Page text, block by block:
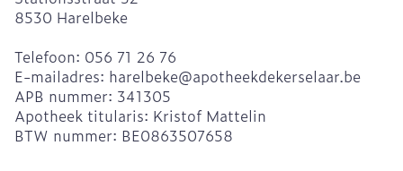
8530 Harelbeke
Telefoon: 056 71 26 76
E-mailadres: harelbeke@apotheekdekerselaar.be
APB nummer: 341305
Apotheek titularis: Kristof Mattelin
BTW nummer: BE0863507658